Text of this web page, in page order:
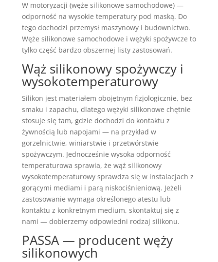
W motoryzacji (węże silikonowe samochodowe) —
odporność na wysokie temperatury pod maską. Do
tego dochodzi przemysł maszynowy i budownictwo.
Węże silikonowe samochodowe i wężyki spożywcze to
tylko część bardzo obszernej listy zastosowań.
Wąż silikonowy spożywczy i
wysokotemperaturowy
Silikon jest materiałem obojętnym fizjologicznie, bez
smaku i zapachu, dlatego wężyki silikonowe chętnie
stosuje się tam, gdzie dochodzi do kontaktu z
żywnością lub napojami — na przykład w
gorzelnictwie, winiarstwie i przetwórstwie
spożywczym. Jednocześnie wysoka odporność
temperaturowa sprawia, że wąż silikonowy
wysokotemperaturowy sprawdza się w instalacjach z
gorącymi mediami i parą niskociśnieniową. Jeżeli
zastosowanie wymaga określonego atestu lub
kontaktu z konkretnym medium, skontaktuj się z
nami — dobierzemy odpowiedni rodzaj silikonu.
PASSA — producent węży
silikonowych